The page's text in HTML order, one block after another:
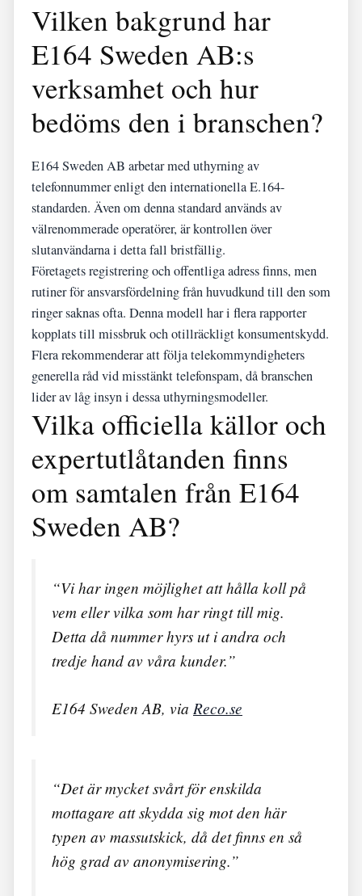
Vilken bakgrund har
E164 Sweden AB:s
verksamhet och hur
bedöms den i branschen?
E164 Sweden AB arbetar med uthyrning av
telefonnummer enligt den internationella E.164-
standarden. Även om denna standard används av
välrenommerade operatörer, är kontrollen över
slutanvändarna i detta fall bristfällig.
Företagets registrering och offentliga adress finns, men
rutiner för ansvarsfördelning från huvudkund till den som
ringer saknas ofta. Denna modell har i flera rapporter
kopplats till missbruk och otillräckligt konsumentskydd.
Flera rekommenderar att följa telekommyndigheters
generella råd vid misstänkt telefonspam, då branschen
lider av låg insyn i dessa uthyrningsmodeller.
Vilka officiella källor och
expertutlåtanden finns
om samtalen från E164
Sweden AB?
“Vi har ingen möjlighet att hålla koll på
vem eller vilka som har ringt till mig.
Detta då nummer hyrs ut i andra och
tredje hand av våra kunder.”
E164 Sweden AB, via Reco.se
“Det är mycket svårt för enskilda
mottagare att skydda sig mot den här
typen av massutskick, då det finns en så
hög grad av anonymisering.”